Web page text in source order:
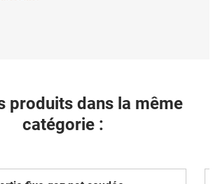
produits dans la même
catégorie :